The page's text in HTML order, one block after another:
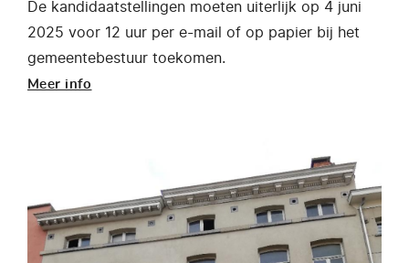
De kandidaatstellingen moeten uiterlijk op 4 juni
2025 voor 12 uur per e-mail of op papier bij het
gemeentebestuur toekomen.
Meer info